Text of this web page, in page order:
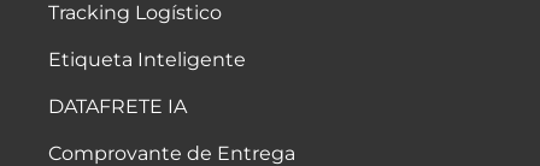
Tracking Logístico
Etiqueta Inteligente
DATAFRETE IA
Comprovante de Entrega